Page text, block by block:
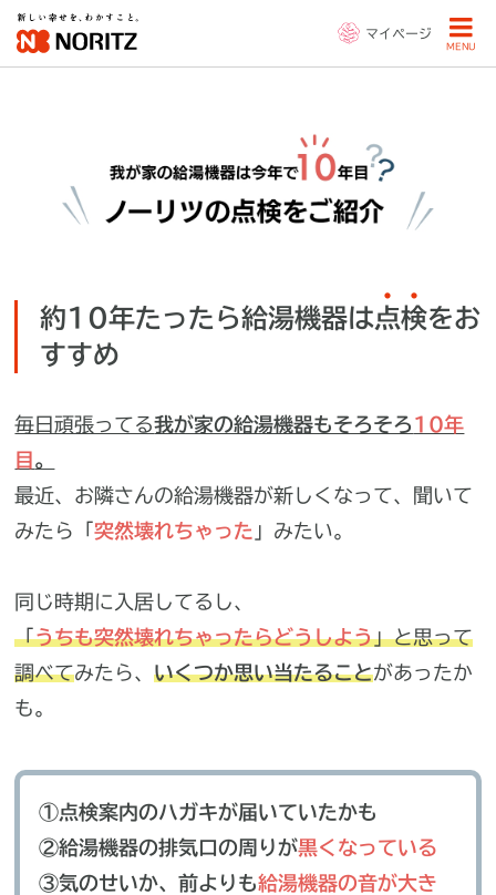
マイページ
MENU
約10年たったら給湯機器は点検をお
すすめ
毎日頑張ってる我が家の給湯機器もそろそろ 10年
目 。
最近、お隣さんの給湯機器が新しくなって、聞いて
みたら「突然壊れちゃった 」みたい。
同じ時期に入居してるし、
「うちも突然壊れちゃったらどうしよう」と思って
調べてみたら、いくつか思い当たることがあったか
も。
①点検案内のハガキが届いていたかも
②給湯機器の排気口の周りが黒くなっている
③気のせいか、前よりも給湯機器の音が大き